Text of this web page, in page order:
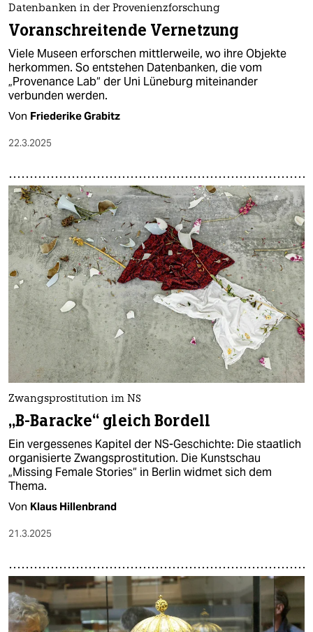
Datenbanken in der Provenienzforschung
Voranschreitende Vernetzung
Viele Museen erforschen mittlerweile, wo ihre Objekte
herkommen. So entstehen Datenbanken, die vom
„Provenance Lab“ der Uni Lüneburg miteinander
verbunden werden.
Von Friederike Grabitz
22.3.2025
Zwangsprostitution im NS
„B-Baracke“ gleich Bordell
Ein vergessenes Kapitel der NS-Geschichte: Die staatlich
organisierte Zwangsprostitution. Die Kunstschau
„Missing Female Stories“ in Berlin widmet sich dem
Thema.
Von Klaus Hillenbrand
21.3.2025